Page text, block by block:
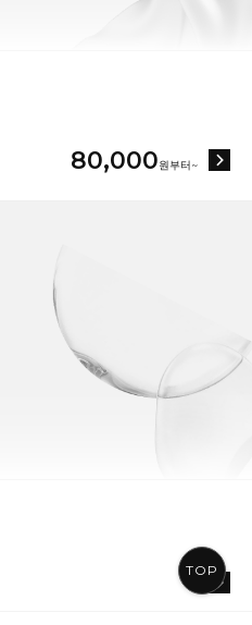
TOP
80,000